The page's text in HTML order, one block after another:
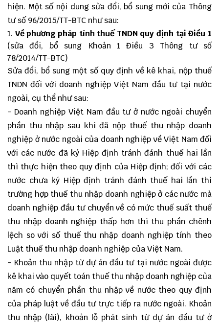
hiện. Một số nội dung sửa đổi, bổ sung mới của Thông
tư số 96/2015/TT-BTC như sau:
Về phương pháp tính thuế TNDN quy định tại Điều 1
(sửa đổi, bổ sung Khoản 1 Điều 3 Thông tư số
78/2014/TT-BTC)
Sửa đổi, bổ sung một số quy định về kê khai, nộp thuế
TNDN đối với doanh nghiệp Việt Nam đầu tư tại nước
ngoài, cụ thể như sau:
- Doanh nghiệp Việt Nam đầu tư ở nước ngoài chuyển
phần thu nhập sau khi đã nộp thuế thu nhập doanh
nghiệp ở nước ngoài của doanh nghiệp về Việt Nam đối
với các nước đã ký Hiệp định tránh đánh thuế hai lần
thì thực hiện theo quy định của Hiệp định; đối với các
nước chưa ký Hiệp định tránh đánh thuế hai lần thì
trường hợp thuế thu nhập doanh nghiệp ở các nước mà
doanh nghiệp đầu tư chuyển về có mức thuế suất thuế
thu nhập doanh nghiệp thấp hơn thì thu phần chênh
lệch so với số thuế thu nhập doanh nghiệp tính theo
Luật thuế thu nhập doanh nghiệp của Việt Nam.
- Khoản thu nhập từ dự án đầu tư tại nước ngoài được
kê khai vào quyết toán thuế thu nhập doanh nghiệp của
năm có chuyển phần thu nhập về nước theo quy định
của pháp luật về đầu tư trực tiếp ra nước ngoài. Khoản
thu nhập (lãi), khoản lỗ phát sinh từ dự án đầu tư ở